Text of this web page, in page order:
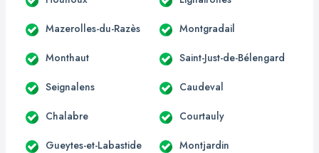
Mazerolles-du-Razès Montgradail
Monthaut Saint-Just-de-Bélengard
Seignalens Caudeval
Chalabre Courtauly
Gueytes-et-Labastide Montjardin